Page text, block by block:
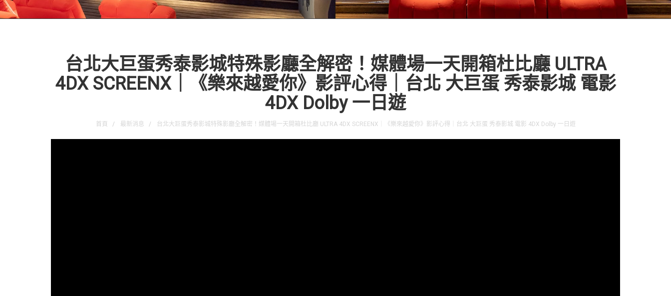
台北大巨蛋秀泰影城特殊影廳全解密！媒體場一天開箱杜比廳 ULTRA
4DX SCREENX｜《樂來越愛你》影評心得｜台北 大巨蛋 秀泰影城 電影
4DX Dolby 一日遊
首頁 最新消息 台北大巨蛋秀泰影城特殊影廳全解密！媒體場一天開箱杜比廳 ULTRA 4DX SCREENX｜《樂來越愛你》影評心得｜台北 大巨蛋 秀泰影城 電影 4DX Dolby 一日遊